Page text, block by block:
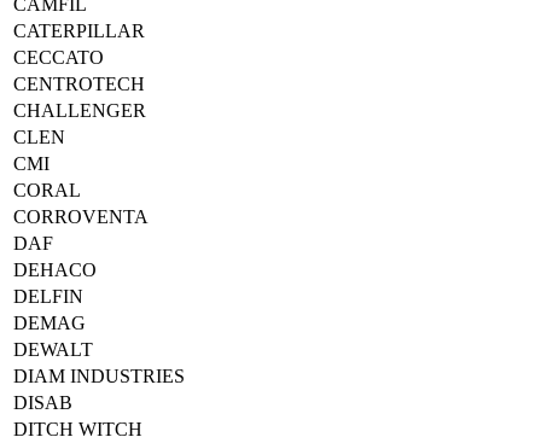
CATERPILLAR
CECCATO
CENTROTECH
CHALLENGER
CLEN
CMI
CORAL
CORROVENTA
DAF
DEHACO
DELFIN
DEMAG
DEWALT
DIAM INDUSTRIES
DISAB
DITCH WITCH